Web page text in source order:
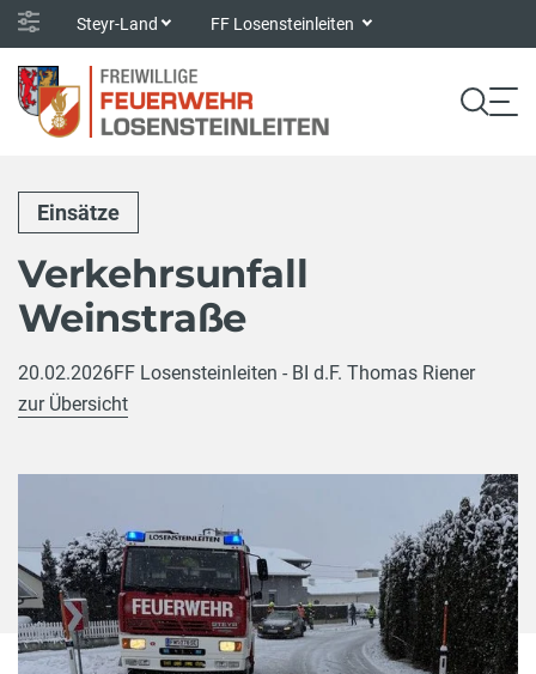
Steyr-Land FF Losensteinleiten
Einsätze
Verkehrsunfall
Weinstraße
20.02.2026FF Losensteinleiten - BI d.F. Thomas Riener
zur Übersicht